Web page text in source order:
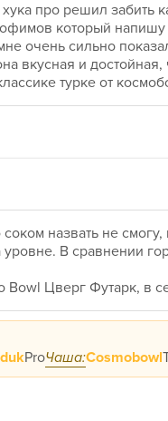
хука про решил забить
который напишу
очень сильно
вкусная и
турке от
назвать не
уровне. В сравнении
Bowl Цверг Футарк, в
ProЧаша:Cosmobowl